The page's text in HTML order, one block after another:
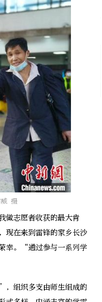
威 摄
志愿者收获的最大肯
现在来到雷锋的家乡长沙
幸。“通过参与一系列学
组织多支由师生组成的